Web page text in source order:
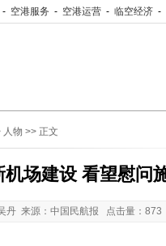
- 空港服务 - 空港运营 - 临空经济 -
人物 >> 正文
场建设 看望慰问
丹 来源：中国民航报 点击量：